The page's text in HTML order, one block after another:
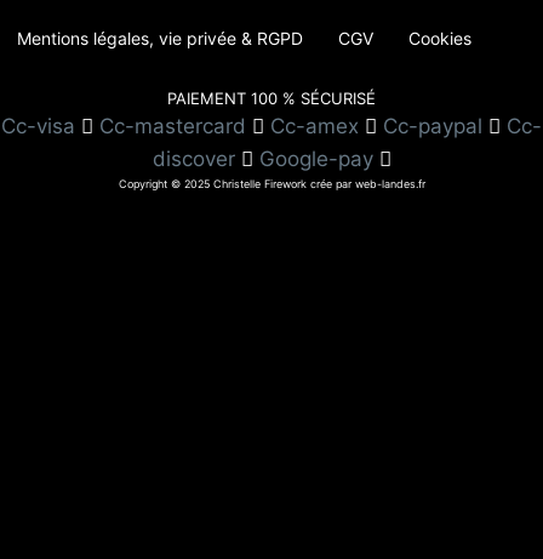
Mentions légales, vie privée & RGPD CGV Cookies
PAIEMENT 100 % SÉCURISÉ
Cc-visa Cc-mastercard Cc-amex Cc-paypal
Cc-
discover
Google-pay
Copyright © 2025 Christelle Firework crée par web-landes.fr